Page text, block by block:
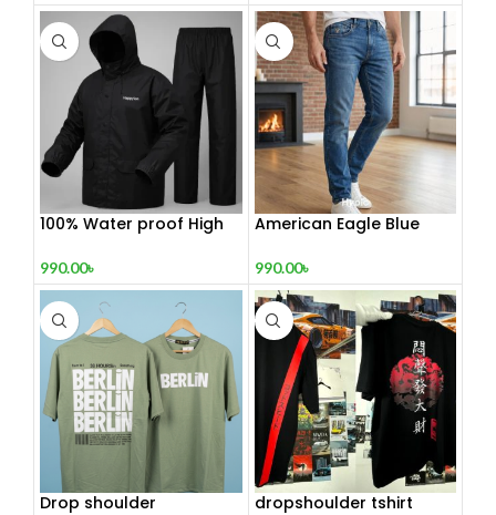
100% Water proof High
990.00৳
American Eagle Blue
990.00৳
Drop shoulder dropshoulder tshirt